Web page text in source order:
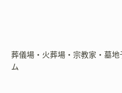
葬儀場・火葬場・宗教家・墓地
ム